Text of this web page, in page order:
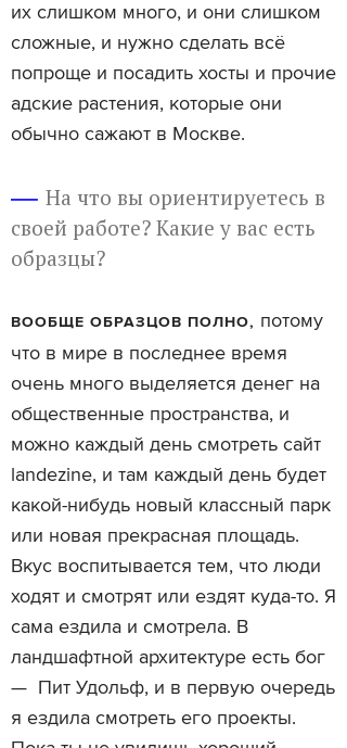
их слишком много, и они слишком
сложные, и нужно сделать всё
попроще и посадить хосты и прочие
адские растения, которые они
обычно сажают в Москве.
На что вы ориентируетесь в
своей работе? Какие у вас есть
образцы?
ВООБЩЕ ОБРАЗЦОВ ПОЛНО, потому
что в мире в последнее время
очень много выделяется денег на
общественные пространства, и
можно каждый день смотреть сайт
landezine, и там каждый день будет
какой-нибудь новый классный парк
или новая прекрасная площадь.
Вкус воспитывается тем, что люди
ходят и смотрят или ездят куда-то. Я
сама ездила и смотрела. В
ландшафтной архитектуре есть бог
— Пит Удольф, и в первую очередь
я ездила смотреть его проекты.